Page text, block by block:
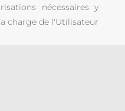
nécessaires y
charge de l'Utilisateur.